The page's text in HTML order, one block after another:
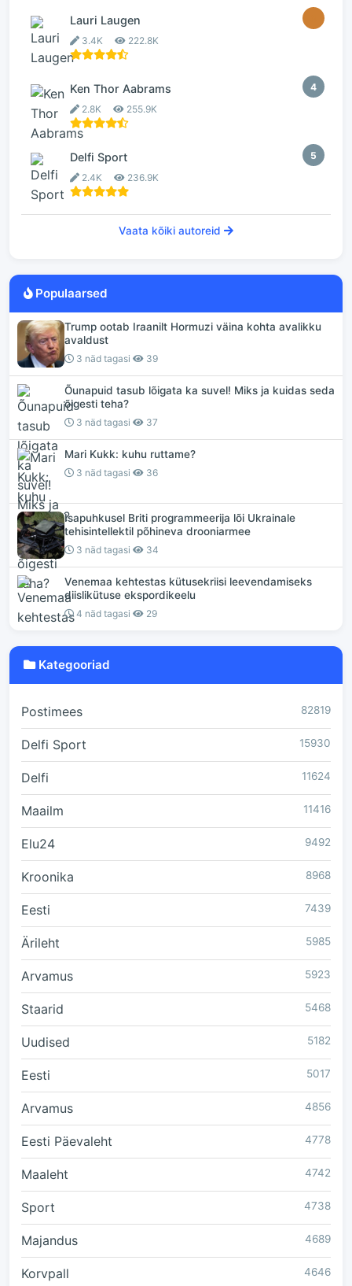
Lauri Laugen
3.4K 222.8K
4
Ken Thor Aabrams
2.8K 255.9K
5
Delfi Sport
2.4K 236.9K
Vaata kõiki autoreid
Populaarsed
Trump ootab Iraanilt Hormuzi väina kohta avalikku
avaldust
3 näd tagasi 39
Õunapuid tasub lõigata ka suvel! Miks ja kuidas seda
õigesti teha?
3 näd tagasi 37
Mari Kukk: kuhu ruttame?
3 näd tagasi 36
Isapuhkusel Briti programmeerija lõi Ukrainale
tehisintellektil põhineva drooniarmee
3 näd tagasi 34
Venemaa kehtestas kütusekriisi leevendamiseks
diislikütuse ekspordikeelu
4 näd tagasi 29
Kategooriad
Postimees 82819
Delfi Sport 15930
Delfi 11624
Maailm 11416
Elu24 9492
Kroonika 8968
Eesti 7439
Ärileht 5985
Arvamus 5923
Staarid 5468
Uudised 5182
Eesti 5017
Arvamus 4856
Eesti Päevaleht 4778
Maaleht 4742
Sport 4738
Majandus 4689
Korvpall 4646